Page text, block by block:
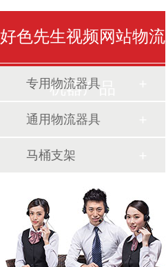
好色先生视频网站物流
机器产品
专用物流器具
通用物流器具
马桶支架